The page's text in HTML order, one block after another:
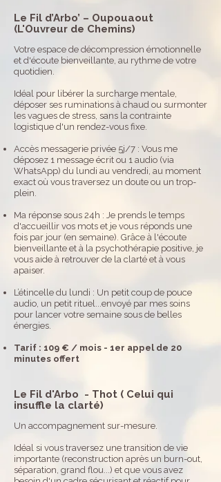
Le Fil d’Arbo’ – Oupouaout
(L'Ouvreur de Chemins)
Votre espace de décompression émotionnelle
et d'écoute bienveillante, au rythme de votre
quotidien.
Idéal pour libérer la surcharge mentale,
déposer ses ruminations à chaud ou surmonter
les vagues de stress, sans la contrainte
logistique d'un rendez-vous fixe.
Accès messagerie privée 5j/7 : Vous me
déposez 1 message écrit ou 1 audio (via
WhatsApp) du lundi au vendredi, au moment
exact où vous traversez un doute ou un trop-
plein.
Ma réponse sous 24h : Je prends le temps
d'accueillir vos mots et je vous réponds une
fois par jour (en semaine). Grâce à l'écoute
bienveillante et à la psychothérapie positive, je
vous aide à retrouver de la clarté et à vous
apaiser.
L’étincelle du lundi : Un petit coup de pouce
audio, un petit rituel...envoyé par mes soins
pour lancer votre semaine sous de belles
énergies.
Tarif : 109 € / mois - 1er appel de 20
minutes offert
Le Fil d'Arbo - Thot ( Celui qui
insuffle la clarté)
Un accompagnement sur-mesure.
Idéal si vous traversez une transition de vie
importante (reconstruction après un burn-out,
séparation, grand flou...) et que vous avez